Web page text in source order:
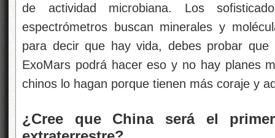
de actividad microbiana. Los
espectrómetros buscan minerales y
para decir que hay vida, debes probar que
ExoMars podrá hacer eso y no hay planes
chinos lo hagan porque tienen más coraje y
¿Cree que China será el